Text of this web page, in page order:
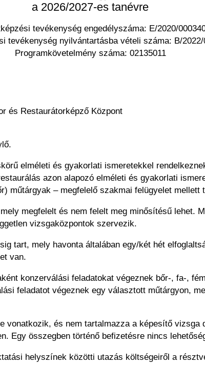
a 2026/2027-es tanévre
tevékenység engedélyszáma: E/2020/
tevékenység nyilvántartásba vételi száma: B/2022/
Programkövetelmény száma: 02135011
és Restaurátorképző Központ
elméleti és gyakorlati ismeretekkel
azon alapozó elméleti és gyakorlati
műtárgyak – megfelelő szakmai felügyelet mellett
megfelelt és nem felelt meg minősítésű lehet.
vizsgaközpontok szervezik.
tart, mely havonta általában egy/két hét
van.
konzerválási feladatokat végeznek bőr-, fa-,
feladatot végeznek egy választott műtárgyon,
vonatkozik, és nem tartalmazza a képesítő
Egy összegben történő befizetésre nincs
helyszínek közötti utazás költségeiről a